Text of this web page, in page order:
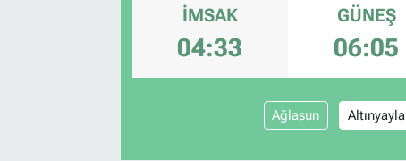
İMSAK
04:33
GÜNEŞ
06:05
Ağlasun Altınyayla